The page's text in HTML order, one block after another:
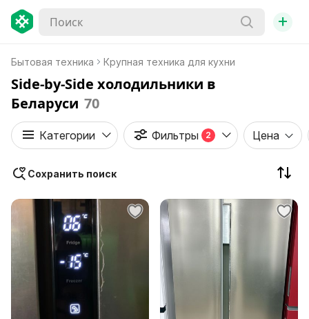
+
Бытовая техника Крупная техника для кухни
Side-by-Side холодильники в
Беларуси 70
Категории Фильтры 2 Цена
Сохранить поиск